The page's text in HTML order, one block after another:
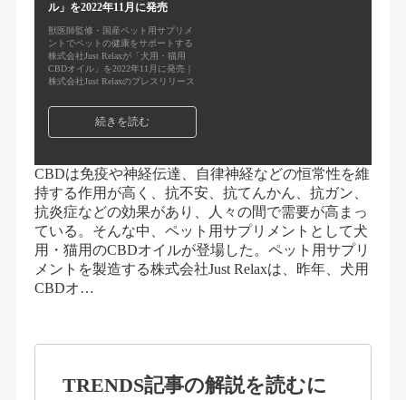
ル」を2022年11月に発売
獣医師監修・国産ペット用サプリメ
ントでペットの健康をサポートする
株式会社Just Relaxが「犬用・猫用
CBDオイル」を2022年11月に発売｜
株式会社Just Relaxのプレスリリース
続きを読む
CBDは免疫や神経伝達、自律神経などの恒常性を維
持する作用が高く、抗不安、抗てんかん、抗ガン、
抗炎症などの効果があり、人々の間で需要が高まっ
ている。そんな中、ペット用サプリメントとして犬
用・猫用のCBDオイルが登場した。ペット用サプリ
メントを製造する株式会社Just Relaxは、昨年、犬用
CBDオ…
TRENDS記事の解説を読むに